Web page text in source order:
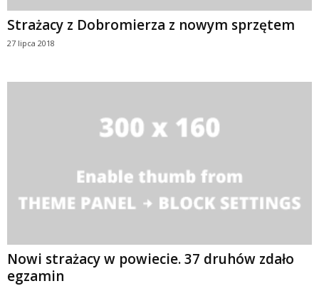
Strażacy z Dobromierza z nowym sprzętem
27 lipca 2018
Nowi strażacy w powiecie. 37 druhów zdało
egzamin